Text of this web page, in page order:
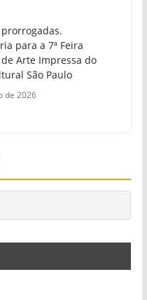
para a 7ª Feira
Arte Impressa do
São Paulo
de 2026